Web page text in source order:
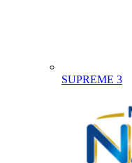
SUPREME 3